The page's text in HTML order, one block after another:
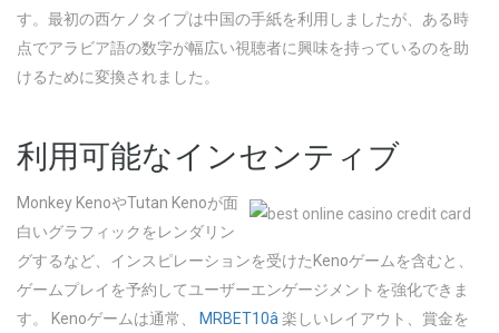
す。最初の西ケノタイプは中国の手紙を利用しましたが、ある時
点でアラビア語の数字が幅広い視聴者に興味を持っているのを助
けるために変換されました。
利用可能なインセンティブ
Monkey KenoやTutan Kenoが面
白いグラフィックをレンダリン
グするなど、インスピレーションを受けたKenoゲームを含むと、
ゲームプレイを予約してユーザーエンゲージメントを強化できま
す。 Kenoゲームは通常、
MRBET10â 楽しいレイアウト、賞金を